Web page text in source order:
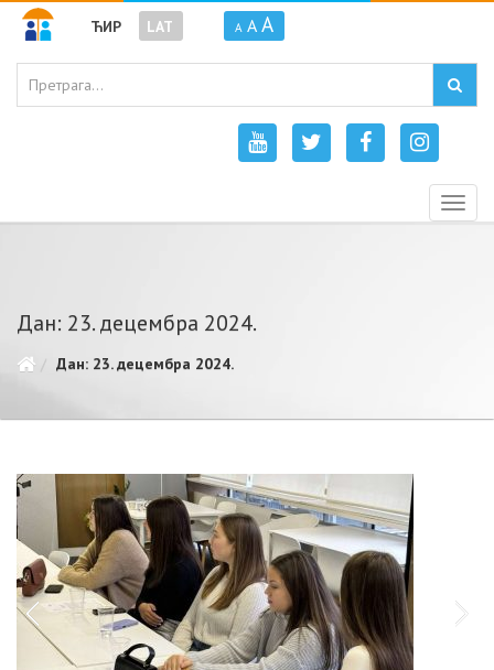
ЋИР LAT A A A
Дан: 23. децембра 2024.
Дан: 23. децембра 2024.